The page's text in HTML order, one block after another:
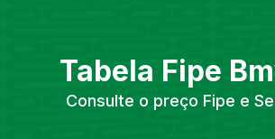
Tabela Fipe
Consulte o preço Fipe e